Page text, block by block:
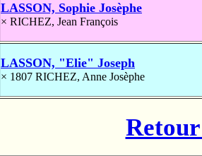
LASSON, Sophie Josèphe
× RICHEZ, Jean François
LASSON, "Elie" Joseph
× 1807 RICHEZ, Anne Josèphe